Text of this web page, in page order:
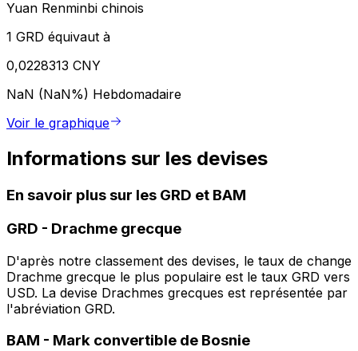
Yuan Renminbi chinois
1 GRD équivaut à
0,0228313 CNY
NaN (NaN%) Hebdomadaire
Voir le graphique
Informations sur les devises
En savoir plus sur les GRD et BAM
GRD - Drachme grecque
D'après notre classement des devises, le taux de change
Drachme grecque le plus populaire est le taux GRD vers
USD. La devise Drachmes grecques est représentée par
l'abréviation GRD.
BAM - Mark convertible de Bosnie